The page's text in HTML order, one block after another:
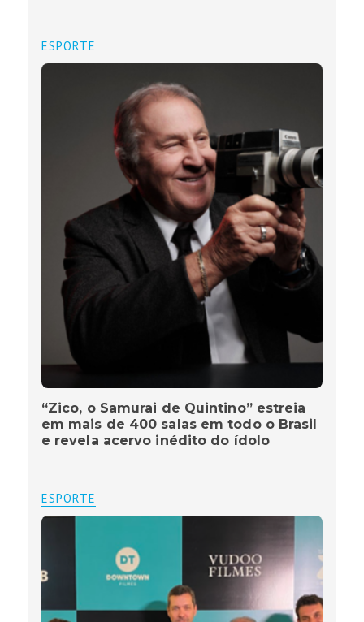
ESPORTE
“Zico, o Samurai de Quintino” estreia
em mais de 400 salas em todo o Brasil
e revela acervo inédito do ídolo
ESPORTE